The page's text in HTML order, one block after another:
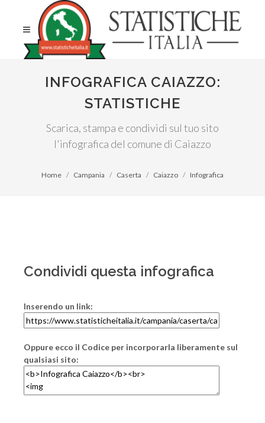
INFOGRAFICA CAIAZZO:
STATISTICHE
Scarica, stampa e condividi sul tuo sito
l'infografica del comune di Caiazzo
Home Campania Caserta Caiazzo Infografica
Condividi questa infografica
Inserendo un link:
Oppure ecco il Codice per incorporarla liberamente sul
qualsiasi sito: